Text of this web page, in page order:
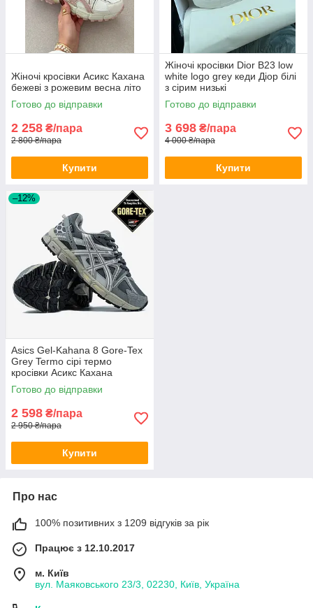
Жіночі кросівки Асикс Кахана
бежеві з рожевим весна літо
Готово до відправки
2 258 ₴/пара
2 800 ₴/пара
Купити
Жіночі кросівки Dior B23 low
white logo grey кеди Діор білі
з сірим низькі
Готово до відправки
3 698 ₴/пара
4 000 ₴/пара
Купити
–12%
Asics Gel-Kahana 8 Gore-Tex
Grey Termo сірі термо
кросівки Асикс Кахана
Гортекс водонепроникні
демісезон чоловічі жіночі
Готово до відправки
2 598 ₴/пара
2 950 ₴/пара
Купити
Про нас
100% позитивних з 1209 відгуків за рік
Працює з 12.10.2017
м. Київ
вул. Маяковського 23/3, 02230, Київ, Україна